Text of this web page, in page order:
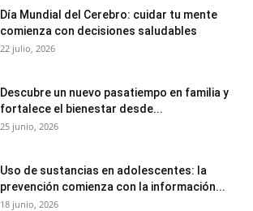
Día Mundial del Cerebro: cuidar tu mente
comienza con decisiones saludables
22 julio, 2026
Descubre un nuevo pasatiempo en familia y
fortalece el bienestar desde...
25 junio, 2026
Uso de sustancias en adolescentes: la
prevención comienza con la información...
18 junio, 2026